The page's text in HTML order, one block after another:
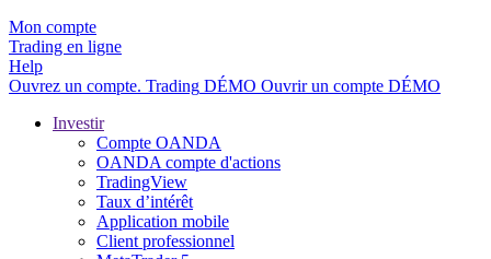
Mon compte
Trading en ligne
Help
Ouvrez un compte. Trading DÉMO Ouvrir un compte DÉMO
Investir
Compte OANDA
OANDA compte d'actions
TradingView
Taux d’intérêt
Application mobile
Client professionnel